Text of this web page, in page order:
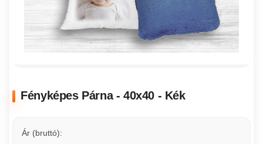
Fényképes Párna - 40x40 - Kék
Ár (bruttó):